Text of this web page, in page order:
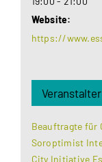
Website:
https://
Veranstalter
Beauftragte für
Soroptimist
City Initiative